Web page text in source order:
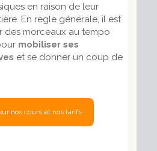
en raison de leur
En règle générale, il est
des morceaux au tempo
mobiliser ses
et se donner un coup de